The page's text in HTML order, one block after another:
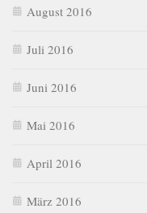
August 2016
Juli 2016
Juni 2016
Mai 2016
April 2016
März 2016